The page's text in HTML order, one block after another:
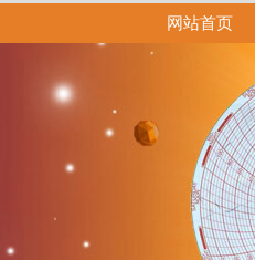
网站首页